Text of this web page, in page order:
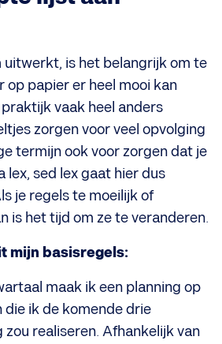
uitwerkt, is het belangrijk om te
op papier er heel mooi kan
vaak heel anders
zorgen voor veel opvolging
termijn ook voor zorgen dat je
lex, sed lex gaat hier dus
je regels te moeilijk of
is het tijd om ze te veranderen.
mijn basisregels:
maak ik een planning op
die ik de komende drie
zou realiseren. Afhankelijk van